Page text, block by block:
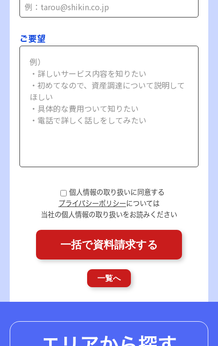
ご要望
個人情報の取り扱いに同意する
プライバシーポリシーについては
当社の個人情報の取り扱いをお読みください
一覧へ